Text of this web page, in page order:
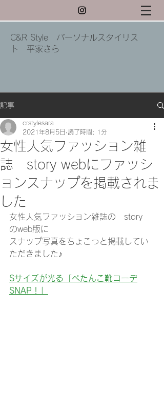
C&R Style パーソナルスタイリス
ト 平家さら
記事
女性人気ファッション雑
誌 story webにファッシ
ョンスナップを掲載されま
した
crstylesara
2021年8月5日 読了時間: 1分
女性人気ファッション雑誌の　story
のweb版に
スナップ写真をちょこっと掲載してい
ただきました♪
Sサイズが光る「ぺたんこ靴コーデ
SNAP！」